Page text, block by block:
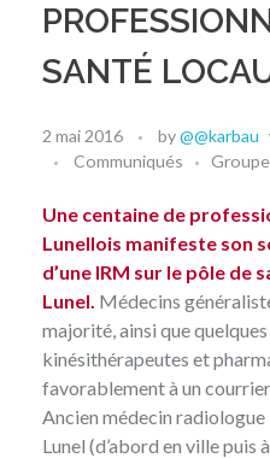
SANTÉ
2 mai 2016 by@@karbau
Communiqués
Une centaine de
Lunellois manifeste son
d’une IRM sur le pôle de
Lunel. Médecins
majorité, ainsi que
kinésithérapeutes et
favorablement à un
Ancien médecin
Lunel (d’abord en ville puis